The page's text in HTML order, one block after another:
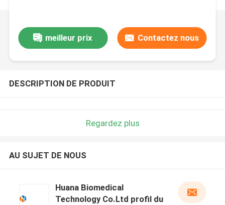
meilleur prix Contactez nous
DESCRIPTION DE PRODUIT
Regardez plus
AU SUJET DE NOUS
Huana Biomedical
Technology Co.Ltd profil du